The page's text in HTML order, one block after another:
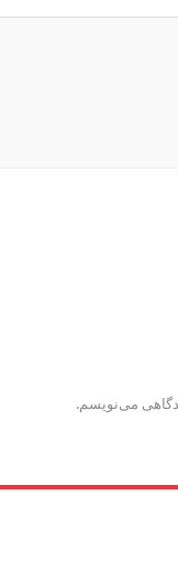
می‌نویسم.